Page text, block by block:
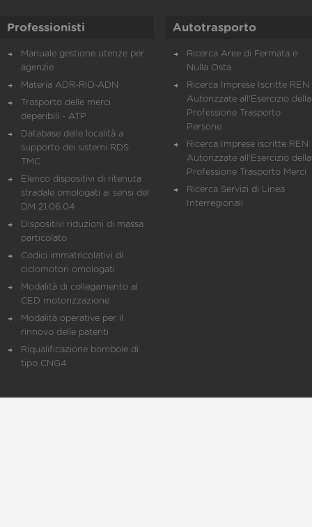
Professionisti
Manuale gestione utenze per
agenzie
Materia ADR-RID-ADN
Trasporto delle merci
deperibili - ATP
Database delle località a
supporto dei sistemi RDS
TMC
Elenco dispositivi di ritenuta
stradale omologati ai sensi del
DM 21.06.04
Dispositivi riduzioni di massa
particolato
Codici immatricolativi di
ciclomotori omologati
Modalità di collegamento al
CED motorizzazione
Modalità operative per il
rinnovo delle patenti
Riqualificazione bombole di
tipo CNG4
Autotrasporto
Ricerca Aree di Fermata e
Nulla Osta
Ricerca Imprese Iscritte REN
Autorizzate all'Esercizio della
Professione Trasporto
Persone
Ricerca Imprese iscritte REN
Autorizzate all'Esercizio della
Professione Trasporto Merci
Ricerca Servizi di Linea
Interregionali